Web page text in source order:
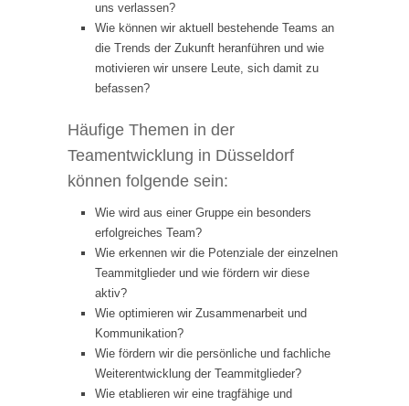
uns verlassen?
Wie können wir aktuell bestehende Teams an
die Trends der Zukunft heranführen und wie
motivieren wir unsere Leute, sich damit zu
befassen?
Häufige Themen in der
Teamentwicklung in Düsseldorf
können folgende sein:
Wie wird aus einer Gruppe ein besonders
erfolgreiches Team?
Wie erkennen wir die Potenziale der einzelnen
Teammitglieder und wie fördern wir diese
aktiv?
Wie optimieren wir Zusammenarbeit und
Kommunikation?
Wie fördern wir die persönliche und fachliche
Weiterentwicklung der Teammitglieder?
Wie etablieren wir eine tragfähige und